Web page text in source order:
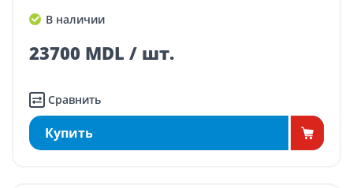
В наличии
23700 MDL / шт.
Сравнить
Купить